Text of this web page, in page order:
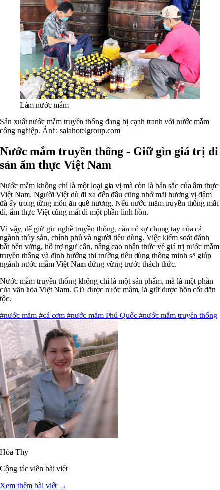
Làm nước mắm
Sản xuất nước mắm truyền thống đang bị cạnh tranh với nước mắm
công nghiệp. Ảnh: salahotelgroup.com
Nước mắm truyền thống - Giữ gìn giá trị di
sản ẩm thực Việt Nam
Nước mắm không chỉ là một loại gia vị mà còn là bản sắc của ẩm thực
Việt Nam. Người Việt dù đi xa đến đâu cũng nhớ mãi hương vị đậm
đà ấy trong từng món ăn quê hương. Nếu nước mắm truyền thống mất
đi, ẩm thực Việt cũng mất đi một phần linh hồn.
Vì vậy, để giữ gìn nghề truyền thống, cần có sự chung tay của cả
ngành thủy sản, chính phủ và người tiêu dùng. Việc kiểm soát đánh
bắt bền vững, hỗ trợ ngư dân, nâng cao nhận thức về giá trị nước mắm
truyền thống và định hướng thị trường tiêu dùng thông minh sẽ giúp
ngành nước mắm Việt Nam đứng vững trước thách thức.
Nước mắm truyền thống không chỉ là một sản phẩm, mà là một phần
của văn hóa Việt Nam. Giữ được nước mắm, là giữ được hồn cốt dân
tộc.
#nước mắm #cá cơm #nước mắm Phú Quốc #nước mắm truyền thống
Hòa Thy
Cộng tác viên bài viết
Xem thêm bài viết →